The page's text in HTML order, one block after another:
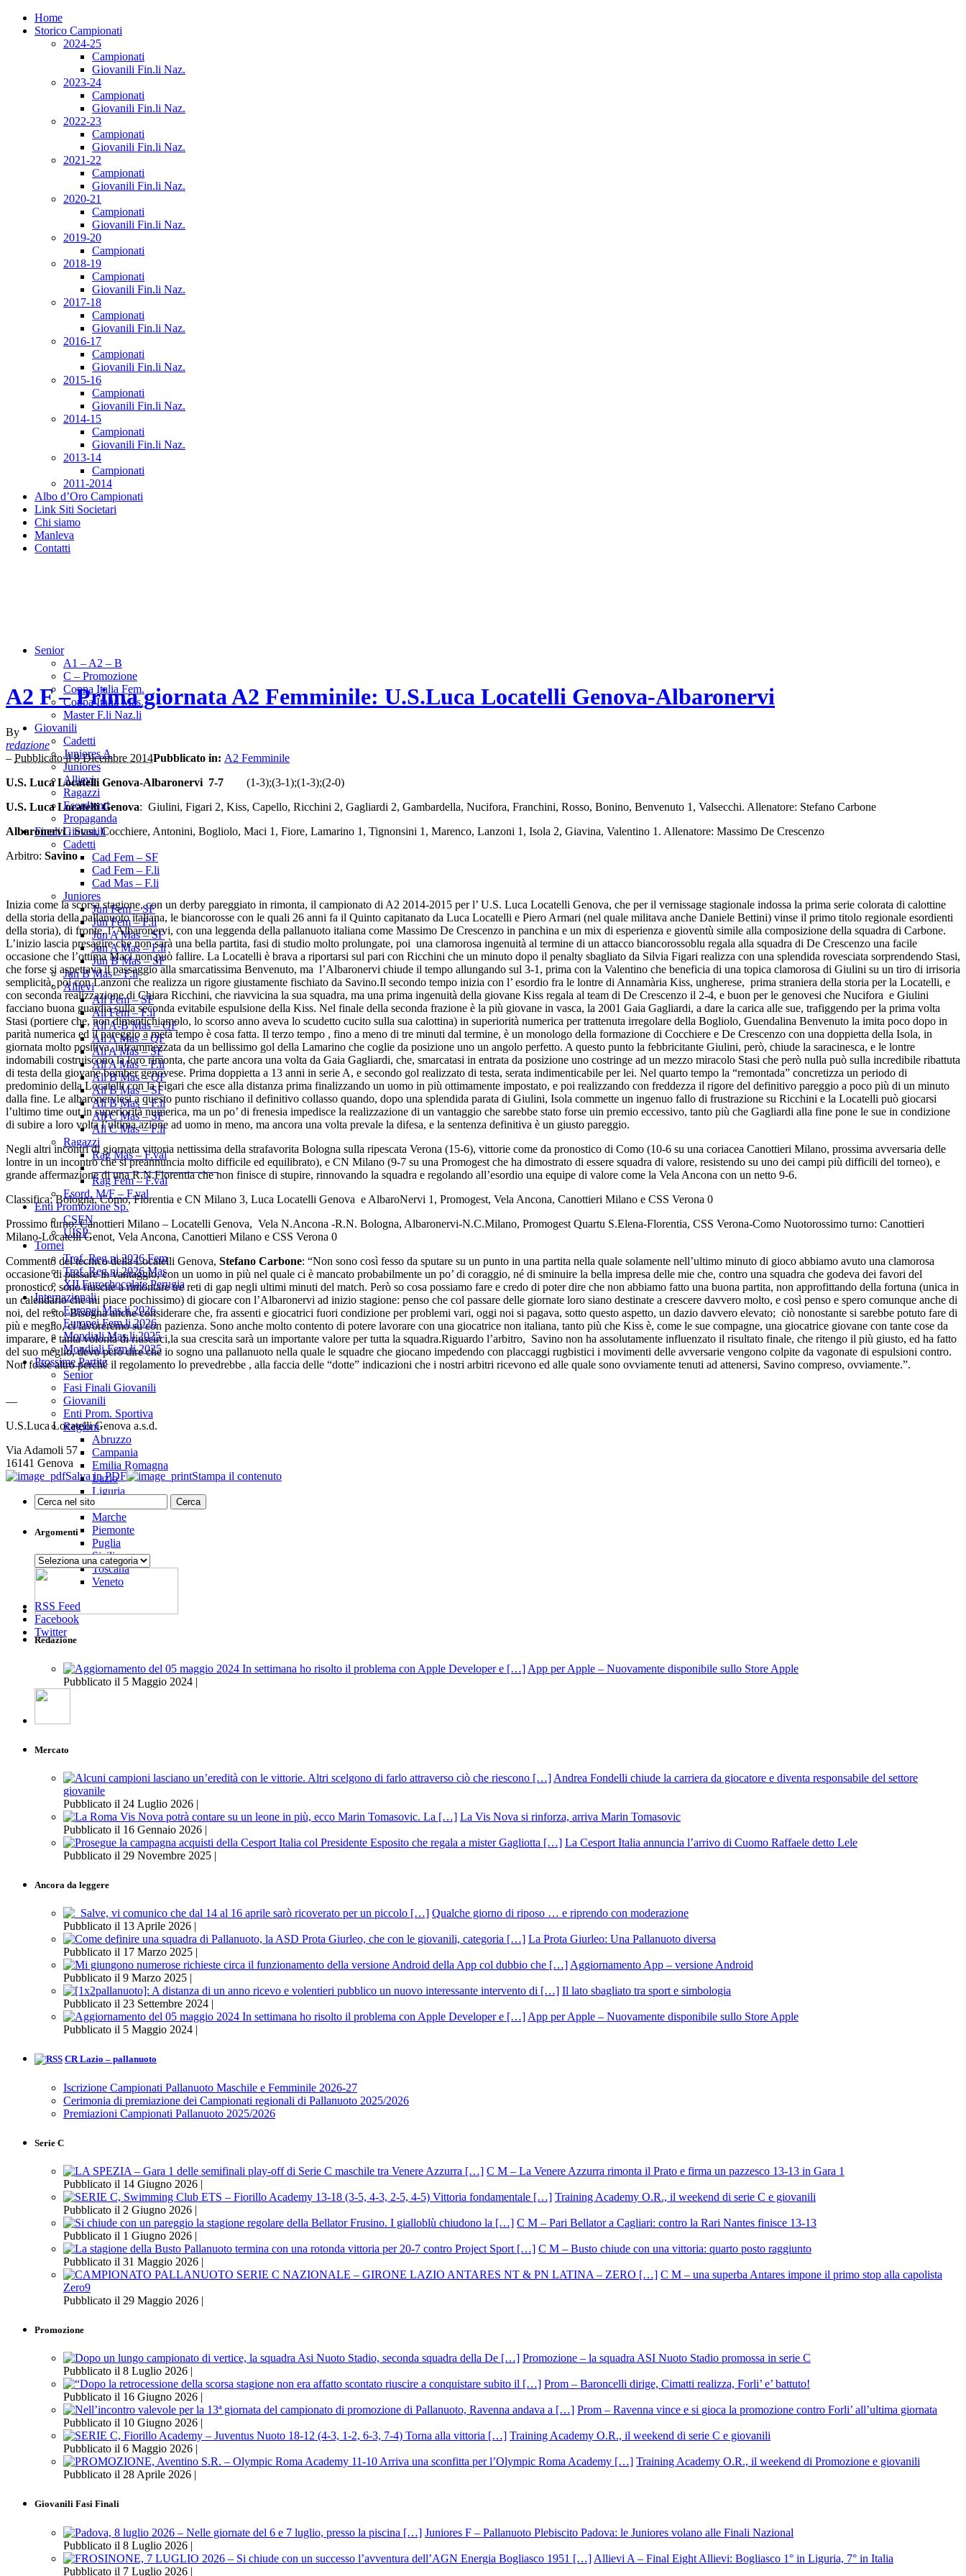
Home
Storico Campionati
2024-25
Campionati
Giovanili Fin.li Naz.
2023-24
Campionati
Giovanili Fin.li Naz.
2022-23
Campionati
Giovanili Fin.li Naz.
2021-22
Campionati
Giovanili Fin.li Naz.
2020-21
Campionati
Giovanili Fin.li Naz.
2019-20
Campionati
2018-19
Campionati
Giovanili Fin.li Naz.
2017-18
Campionati
Giovanili Fin.li Naz.
2016-17
Campionati
Giovanili Fin.li Naz.
2015-16
Campionati
Giovanili Fin.li Naz.
2014-15
Campionati
Giovanili Fin.li Naz.
2013-14
Campionati
2011-2014
Albo d’Oro Campionati
Link Siti Societari
Chi siamo
Manleva
Contatti
Senior
A1 – A2 – B
C – Promozione
Coppa Italia Fem.
Coppa Italia Mas.
Master F.li Naz.li
Giovanili
Cadetti
Juniores A
Juniores
Allievi
Ragazzi
Esordienti
Propaganda
Finali Giovanili
Cadetti
Cad Fem – SF
Cad Fem – F.li
Cad Mas – F.li
Juniores
Jun Fem – SF
Jun Fem – F.li
Jun A Mas – SF
Jun A Mas – F.li
Jun B Mas – SF
Jun B Mas – F.li
Allievi
All Fem – SF
All Fem – F.li
All A-B Mas – OF
All A Mas – QF
All A Mas – SF
All A Mas – F.li
All B Mas – QF
All B Mas – SF
All B Mas – F.li
All C Mas – SF
All C Mas – F.li
Ragazzi
Rag Mas – F.val
______________________
Rag Fem – F.val
Esord. M/F – F.val
Enti Promozione Sp.
CSEN
UISP
Tornei
Trof. Reg.ni 2026 Fem
Trof. Reg.ni 2026 Mas
XII Eurochocolate Perugia
Internazionali
Europei Mas.li 2026
Europei Fem.li 2026
Mondiali Mas.li 2025
Mondiali Fem.li 2025
Prossime Partite
Senior
Fasi Finali Giovanili
Giovanili
Enti Prom. Sportiva
Regioni
Abruzzo
Campania
Emilia Romagna
Lazio
Liguria
Lombardia
Marche
Piemonte
Puglia
Sicilia
Toscana
Veneto
RSS Feed
Facebook
Twitter
A2 F – Prima giornata A2 Femminile: U.S.Luca Locatelli Genova-Albaronervi
By
redazione
– Pubblicato il 8 Dicembre 2014Pubblicato in: A2 Femminile
U.S. Luca Locatelli Genova-Albaronervi 7-7 (1-3);(3-1);(1-3);(2-0)
U.S. Luca Locatelli Genova: Giulini, Figari 2, Kiss, Capello, Ricchini 2, Gagliardi 2, Gambardella, Nucifora, Franchini, Rosso, Bonino, Benvenuto 1, Valsecchi. Allenatore: Stefano Carbone
Albaronervi: Stasi, Cocchiere, Antonini, Bogliolo, Maci 1, Fiore, Lamarino 1, Tignonsini 1, Marenco, Lanzoni 1, Isola 2, Giavina, Valentino 1. Allenatore: Massimo De Crescenzo
Arbitro: Savino
Inizia come la scorsa stagione, con un derby pareggiato in rimonta, il campionato di A2 2014-2015 per l’ U.S. Luca Locatelli Genova, che per il vernissage stagionale indossa la prima serie colorata di calottine
della storia della pallanuoto italiana, le biancorosse con le quali 26 anni fa il Quinto capitanato da Luca Locatelli e Piero Armari (nel quale militava anche Daniele Bettini) vinse il primo titolo regionale esordienti
della storia), di fronte, l’ Albaronervi, con una leggenda della pallanuoto italiana come Massimo De Crescenzo in panchina e un mix di esperienza e gioventù simile alla composizione della squadra di Carbone.
L’inizio lascia presagire che non sarà una bella partita, fasi di studio molto prolungate, poi una clamorosa ingenuità al termine di un attacco biancorossoblu regala alla squadra di De Crescenzo una facile
occasione che l’ottima Maci non può fallire. La Locatelli è brava a riportarsi sul pari con Ricchini che un minuto dopo il penalty sbagliato da Silvia Figari realizza con una splendida rovesciata sorprendendo Stasi,
che forse si aspettava il passaggio alla smarcatissima Benvenuto, ma l’Albaronervi chiude il tempo allungando sul 3-1, prima con la Valentino che beneficia di una topica clamorosa di Giulini su un tiro di irrisoria
semplicità, poi con Lanzoni che realizza un rigore giustamente fischiato da Savino.Il secondo tempo inizia con l’ esordio fra le lontre di Annamària Kiss, ungherese, prima straniera della storia per la Locatelli, e
con seconda realizzazione di Chiara Ricchini, che riavvicina la sua squadra, ma una prima ingenuità della giovane Kiss regala al team di De Crescenzo il 2-4, e buon per le genovesi che Nucifora e Giulini
facciano buona guardia sulla seconda evitabile espulsione della Kiss. Nel finale della seconda frazione è la più giovane in vasca, la 2001 Gaia Gagliardi, a dare la carica alle sue, trafiggendo per la prima volta
Stasi (portiere che, non dimentichiamolo, lo scorso anno aveva lo scudetto cucito sulla sua calottina) in superiorità numerica per trattenuta irregolare della Bogliolo, Guendalina Benvenuto la imita poco dopo in
parità numerica ed il pareggio a metà tempo è cosa fatta. Il terzo tempo , fino a meno di tre minuti dal termine, è un monologo della formazione di Cocchiere e De Crescenzo con una doppietta della Isola, in
giornata molto positiva, inframmezzata da un bellissimo gol della Lamarino che coglie da posizione uno un angolo perfetto. A questo punto la febbricitante Giulini, però, chiude la saracinesca, e le lontre
indomabili costruiscono la loro rimonta, che parte ancora una volta da Gaia Gagliardi, che, smarcatasi in entrata da posizione uno costringe ad un mezzo miracolo Stasi che però nulla può sulla incredibile ribattuta
di testa della giovane bomber genovese. Prima doppietta a 13 anni in serie A, e secondo gol realizzato di testa, serata indimenticabile per lei. Nel quarto tempo la “remontada” concretizza un periodo di
predominio della Locatelli con la Figari che esce alla distanza prima finalizzando un uomo in più ottimamente impostato, e poi realizzando con freddezza il rigore del definitivo pareggio a poco più di un minuto
dalla fine. Le albaronerviesi a questo punto rischiano il definitivo collasso quando, dopo una splendida parata di Giulini, Isola commette un ingenuo fallo di frustrazione su Ricchini e la Locatelli può giocarsi
l’ultimo time out in superiorità numerica, ma un po’ di frenesia impedisce la realizzazione di un vantaggio che sarebbe stato forse uin premio eccessivo, tanto più che Gagliardi alla fine pone le sue in condizione
di subire a loro volta l’ultima azione ad uomo in meno, ma ancora una volta prevale la difesa, e la sentenza definitiva è un giusto pareggio.
Negli altri incontri di giornata vittoria nettissima della strafavorita Bologna sulla ripescata Verona (15-6), vittorie come da pronostico di Como (10-6 su una coriacea Canottieri Milano, prossima avversaria delle
lontre in un incontro che si preannuncia molto difficile ed equilibrato), e CN Milano (9-7 su una Promogest che ha dimostrato di essere squadra di valore, resistendo su uno dei campi più difficili del torneo), e
grande affermazione di una R.N.Florentia che non finisce di stupire, rinnovando la squadra e regolando all’esordio una equipe di valore come la Vela Ancona con un netto 9-6.
Classifica: Bologna, Como, Florentia e CN Milano 3, Luca Locatelli Genova e AlbaroNervi 1, Promogest, Vela Ancona, Canottieri Milano e CSS Verona 0
Prossimo turno: Canottieri Milano – Locatelli Genova, Vela N.Ancona -R.N. Bologna, Albaronervi-N.C.Milano, Promogest Quartu S.Elena-Florentia, CSS Verona-Como Nuotorossimo turno: Canottieri
Milano-Locatelli Genot, Vela Ancona, Canottieri Milano e CSS Verona 0
Commento del tecnico della Locatelli Genova, Stefano Carbone: “Non sono così fesso da sputare su un punto in una partita nella quale solamente nell’ultimo minuto di gioco abbiamo avuto una clamorosa
occasione di passare in vantaggio, con un uomo in più nel quale ci è mancato probabilmente un po’ di coraggio, né di sminuire la bella impresa delle mie che, contro una squadra che godeva dei favori del
pronostico, sono riuscite a rimontare tre reti di gap negli ultimi minuti del match. Però so cosa possiamo fare e credo di poter dire che non abbiamo fatto una buona partita, non approfittando della fortuna (unica in
un calendario che mi piace pochissimo) di giocare con l’Albaronervi ad inizio stagione: penso che col passare delle giornate loro siano destinate a crescere davvero molto, e così penso e spero comunque anche di
noi, del resto. Bisogna anche considerare che, fra assenti e giocatrici fuori condizione per problemi vari, oggi noi si pagava, sotto questo aspetto, un dazio davvero elevato; ciò nonostante si sarebbe potuto fare di
più e meglio, ci lavoreremo su con pazienza. Sono anche molto contento di potere lavorare con una giocatrice non italiana, tanto più che Kiss è, come le sue compagne, una giocatrice giovane con tante cose da
imparare, e tanta volontà di riuscirci,la sua crescita sarà un importante valore per tutta la squadra.Riguardo l’arbitro, Savino non ha assolutamente influenzato il risultato finale, che ritengo il più giusto, ed ha fatto
del suo meglio, devo però dire che io sogno una pallanuoto nella quale le squadre che giocano impedendo con placcaggi rugbistici i movimenti delle avversarie vengono colpite da vagonate di espulsioni contro.
Non fosse altro perché il regolamento lo prevedrebbe , alla faccia delle “dotte” indicazioni che i nostri arbitri ricevono ed alle quale sono ovviamente tenuti ad attenersi, Savino compreso, ovviamente.”.
—
U.S.Luca Locatelli Genova a.s.d.
Via Adamoli 57
16141 Genova
Salva in PDF
Stampa il contenuto
Argomenti
Argomenti
Redazione
App per Apple – Nuovamente disponibile sullo Store Apple
Pubblicato il 5 Maggio 2024 |
Mercato
Andrea Fondelli chiude la carriera da giocatore e diventa responsabile del settore
giovanile
Pubblicato il 24 Luglio 2026 |
La Vis Nova si rinforza, arriva Marin Tomasovic
Pubblicato il 16 Gennaio 2026 |
La Cesport Italia annuncia l’arrivo di Cuomo Raffaele detto Lele
Pubblicato il 29 Novembre 2025 |
Ancora da leggere
Qualche giorno di riposo … e riprendo con moderazione
Pubblicato il 13 Aprile 2026 |
La Prota Giurleo: Una Pallanuoto diversa
Pubblicato il 17 Marzo 2025 |
Aggiornamento App – versione Android
Pubblicato il 9 Marzo 2025 |
Il lato sbagliato tra sport e simbologia
Pubblicato il 23 Settembre 2024 |
App per Apple – Nuovamente disponibile sullo Store Apple
Pubblicato il 5 Maggio 2024 |
CR Lazio – pallanuoto
Iscrizione Campionati Pallanuoto Maschile e Femminile 2026-27
Cerimonia di premiazione dei Campionati regionali di Pallanuoto 2025/2026
Premiazioni Campionati Pallanuoto 2025/2026
Serie C
C M – La Venere Azzurra rimonta il Prato e firma un pazzesco 13-13 in Gara 1
Pubblicato il 14 Giugno 2026 |
Training Academy O.R., il weekend di serie C e giovanili
Pubblicato il 2 Giugno 2026 |
C M – Pari Bellator a Cagliari: contro la Rari Nantes finisce 13-13
Pubblicato il 1 Giugno 2026 |
C M – Busto chiude con una vittoria: quarto posto raggiunto
Pubblicato il 31 Maggio 2026 |
C M – una superba Antares impone il primo stop alla capolista
Zero9
Pubblicato il 29 Maggio 2026 |
Promozione
Promozione – la squadra ASI Nuoto Stadio promossa in serie C
Pubblicato il 8 Luglio 2026 |
Prom – Baroncelli dirige, Cimatti realizza, Forli’ e’ battuto!
Pubblicato il 16 Giugno 2026 |
Prom – Ravenna vince e si gioca la promozione contro Forli’ all’ultima giornata
Pubblicato il 10 Giugno 2026 |
Training Academy O.R., il weekend di serie C e giovanili
Pubblicato il 6 Maggio 2026 |
Training Academy O.R., il weekend di Promozione e giovanili
Pubblicato il 28 Aprile 2026 |
Giovanili Fasi Finali
Juniores F – Pallanuoto Plebiscito Padova: le Juniores volano alle Finali Nazional
Pubblicato il 8 Luglio 2026 |
Allievi A – Final Eight Allievi: Bogliasco 1° in Liguria, 7° in Italia
Pubblicato il 7 Luglio 2026 |